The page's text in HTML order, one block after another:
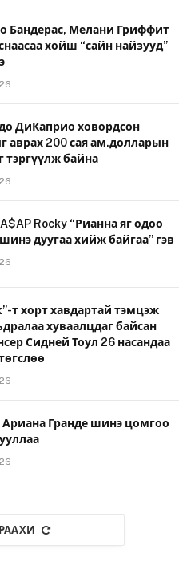
Бандерас, Мелани Гриффит
хойш “сайн найзууд”
ДиКаприо ховордсон
аврах 200 сая ам.долларын
тэргүүлж байна
Rocky “Рианна яг одоо
дуугаа хийж байгаа” гэв
т хорт хавдартай тэмцэж
хуваалцдаг байсан
Сидней Тоул 26 насандаа
Гранде шинэ цомгоо